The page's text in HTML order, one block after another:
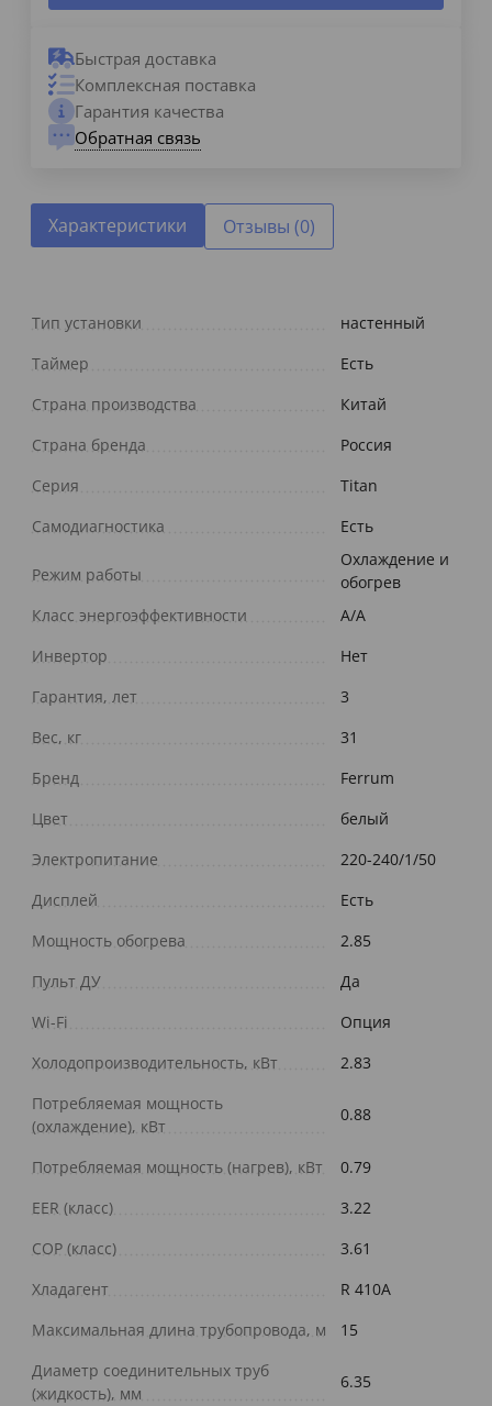
Быстрая доставка
Комплексная поставка
Гарантия качества
Обратная связь
Характеристики Отзывы (0)
Тип установки
настенный
Таймер
Есть
Страна производства
Китай
Страна бренда
Россия
Серия
Titan
Самодиагностика
Есть
Режим работы
Охлаждение и
обогрев
Класс энергоэффективности
A/A
Инвертор
Нет
Гарантия, лет
3
Вес, кг
31
Бренд
Ferrum
Цвет
белый
Электропитание
220-240/1/50
Дисплей
Есть
Мощность обогрева
2.85
Пульт ДУ
Да
Wi-Fi
Опция
Холодопроизводительность, кВт
2.83
Потребляемая мощность
(охлаждение), кВт
0.88
Потребляемая мощность (нагрев), кВт
0.79
EER (класс)
3.22
COP (класс)
3.61
Хладагент
R 410A
Максимальная длина трубопровода, м
15
Диаметр соединительных труб
(жидкость), мм
6.35